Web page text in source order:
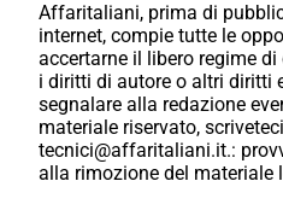
Affaritaliani, prima di
internet, compie tutte le
accertarne il libero regime
i diritti di autore o altri diritti
segnalare alla redazione
materiale riservato,
tecnici@affaritaliani.it.:
alla rimozione del materiale